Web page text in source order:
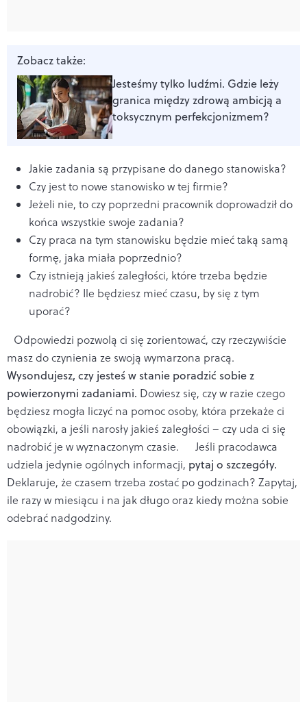
Zobacz także:
Jesteśmy tylko ludźmi. Gdzie leży
granica między zdrową ambicją a
toksycznym perfekcjonizmem?
Jakie zadania są przypisane do danego stanowiska?
Czy jest to nowe stanowisko w tej firmie?
Jeżeli nie, to czy poprzedni pracownik doprowadził do
końca wszystkie swoje zadania?
Czy praca na tym stanowisku będzie mieć taką samą
formę, jaka miała poprzednio?
Czy istnieją jakieś zaległości, które trzeba będzie
nadrobić? Ile będziesz mieć czasu, by się z tym
uporać?
Odpowiedzi pozwolą ci się zorientować, czy rzeczywiście
masz do czynienia ze swoją wymarzona pracą.
Wysondujesz, czy jesteś w stanie poradzić sobie z
powierzonymi zadaniami. Dowiesz się, czy w razie czego
będziesz mogła liczyć na pomoc osoby, która przekaże ci
obowiązki, a jeśli narosły jakieś zaległości – czy uda ci się
nadrobić je w wyznaczonym czasie. Jeśli pracodawca
udziela jedynie ogólnych informacji, pytaj o szczegóły.
Deklaruje, że czasem trzeba zostać po godzinach? Zapytaj,
ile razy w miesiącu i na jak długo oraz kiedy można sobie
odebrać nadgodziny.